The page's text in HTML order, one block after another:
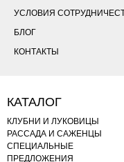
УСЛОВИЯ
БЛОГ
КОНТАКТЫ
КАТАЛОГ
КЛУБНИ И ЛУКОВИЦЫ
РАССАДА И САЖЕНЦЫ
СПЕЦИАЛЬНЫЕ
ПРЕДЛОЖЕНИЯ